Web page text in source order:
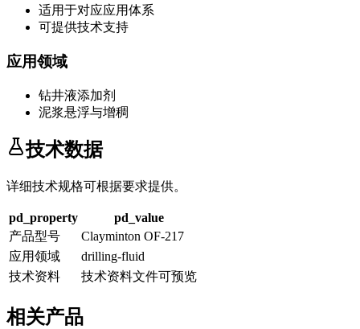
适用于对应应用体系
可提供技术支持
应用领域
钻井液添加剂
泥浆悬浮与增稠
技术数据
详细技术规格可根据要求提供。
pd_property
pd_value
产品型号
Clayminton OF-217
应用领域
drilling-fluid
技术资料
技术资料文件可预览
相关产品